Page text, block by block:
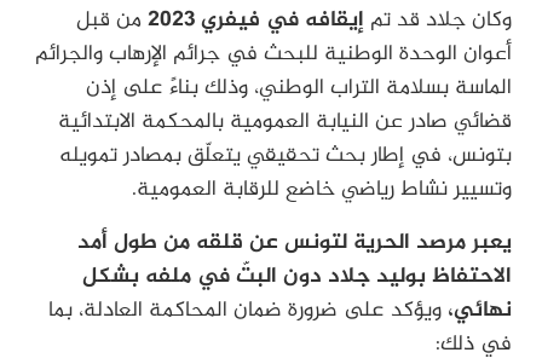
وكان جلاد قد تم إيقافه في فيفري 2023
من قبل
أعوان الوحدة الوطنية للبحث في جرائم الإرهاب والجرائم
الماسة بسلامة التراب الوطني، وذلك بناءً على إذن
قضائي صادر عن النيابة العمومية بالمحكمة الابتدائية
بتونس، في إطار بحث تحقيقي يتعلّق بمصادر تمويله
وتسيير نشاط رياضي خاضع للرقابة العمومية.
يعبر مرصد الحرية لتونس عن قلقه من طول أمد
الاحتفاظ بوليد جلاد دون البتّ في ملفه بشكل
نهائي، ويؤكد على ضرورة ضمان المحاكمة العادلة، بما
في ذلك: